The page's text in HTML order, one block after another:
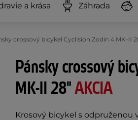
a krása Záhrada
crossový bicykel Cyclision Zodin 4 MK-II
Pánsky crossový
MK-II 28"AKCIA
Krosový bicykel s odpruženou